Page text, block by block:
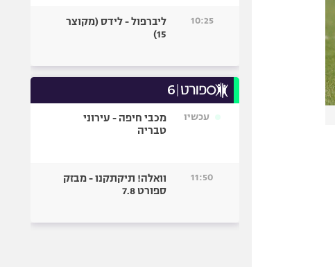
10:25
ליברפול - לידס (מקוצר
15)
עכשיו
מכבי חיפה - עירוני
טבריה
11:50
וואלה! תיקתקנו - מבזק
ספורט 7.8